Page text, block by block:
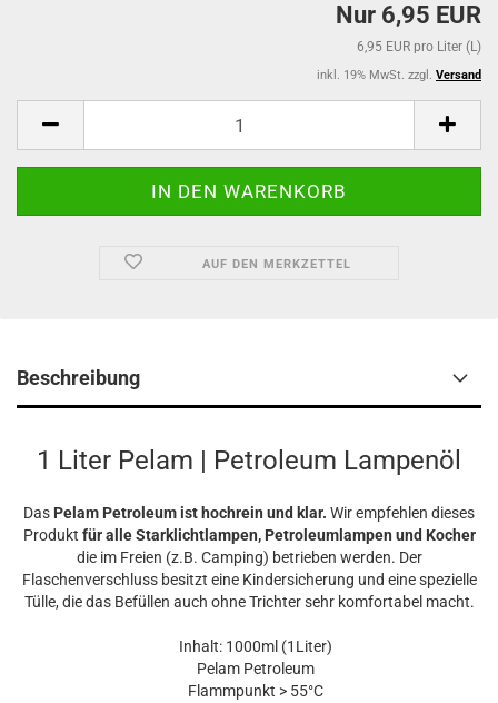
Nur 6,95 EUR
6,95 EUR pro Liter (L)
inkl. 19% MwSt. zzgl. Versand
AUF DEN MERKZETTEL
Beschreibung
1 Liter Pelam | Petroleum Lampenöl
Das Pelam Petroleum ist hochrein und klar. Wir empfehlen dieses
Produkt für alle Starklichtlampen, Petroleumlampen und Kocher
die im Freien (z.B. Camping) betrieben werden. Der
Flaschenverschluss besitzt eine Kindersicherung und eine spezielle
Tülle, die das Befüllen auch ohne Trichter sehr komfortabel macht.
Inhalt: 1000ml (1Liter)
Pelam Petroleum
Flammpunkt > 55°C